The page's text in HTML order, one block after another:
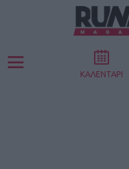
Menu ΚΑΛΕΝΤΑΡΙ